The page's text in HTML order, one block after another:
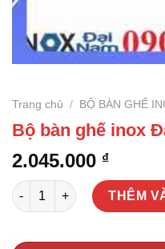
Trang chủ / BỘ BÀN GHẾ
Bộ bàn ghế inox
2.045.000 ₫
Bộ bàn ghế inox Đại Nam
THÊM